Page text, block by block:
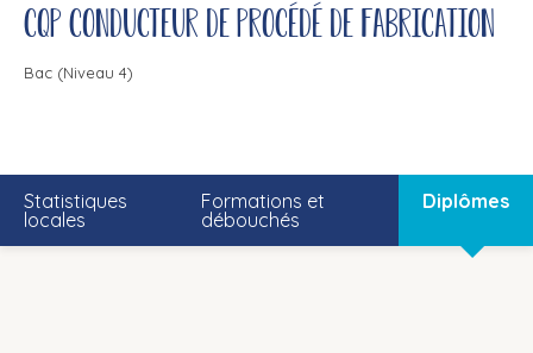
CQP conducteur de procédé de fabrication
Bac (Niveau 4)
Statistiques
locales
Formations et
débouchés
Diplômes